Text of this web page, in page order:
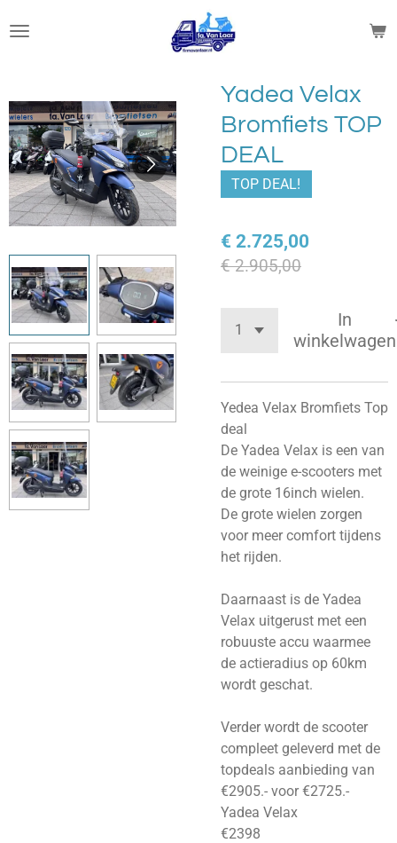
direct
hoofdinhoud
Yadea Velax
Bromfiets TOP
DEAL
TOP DEAL!
€ 2.725,00
€ 2.905,00
In
winkelwagen
Yedea Velax Bromfiets Top
deal
De Yadea Velax is een van
de weinige e-scooters met
de grote 16inch wielen.
De grote wielen zorgen
voor meer comfort tijdens
het rijden.
Daarnaast is de Yadea
Velax uitgerust met een
robuuste accu waarmee
de actieradius op 60km
wordt geschat.
Verder wordt de scooter
compleet geleverd met de
topdeals aanbieding van
€2905.- voor €2725.-
Yadea Velax
€2398